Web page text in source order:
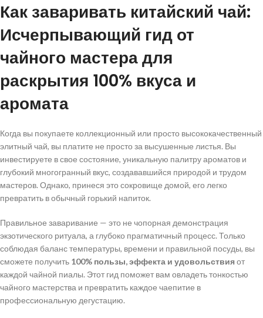
Как заваривать китайский чай:
Исчерпывающий гид от
чайного мастера для
раскрытия 100% вкуса и
аромата
Когда вы покупаете коллекционный или просто высококачественный
элитный чай, вы платите не просто за высушенные листья. Вы
инвестируете в свое состояние, уникальную палитру ароматов и
глубокий многогранный вкус, создававшийся природой и трудом
мастеров. Однако, принеся это сокровище домой, его легко
превратить в обычный горький напиток.
Правильное заваривание — это не чопорная демонстрация
экзотического ритуала, а глубоко прагматичный процесс. Только
соблюдая баланс температуры, времени и правильной посуды, вы
сможете получить 100% пользы, эффекта и удовольствияот
каждой чайной пиалы. Этот гид поможет вам овладеть тонкостью
чайного мастерства и превратить каждое чаепитие в
профессиональную дегустацию.